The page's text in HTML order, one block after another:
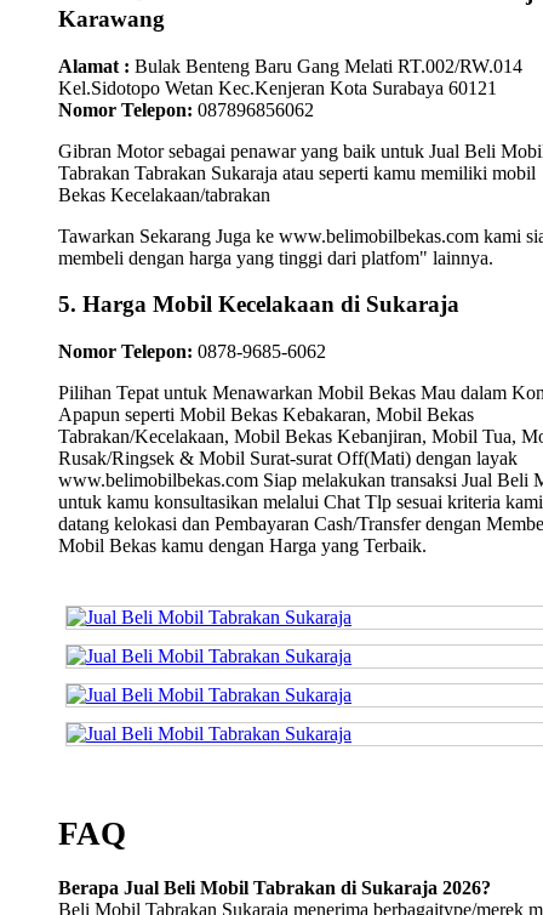
Karawang
Alamat : Bulak Benteng Baru Gang Melati RT.002/RW.014
Kel.Sidotopo Wetan Kec.Kenjeran Kota Surabaya 60121
Nomor Telepon: 087896856062
Gibran Motor sebagai penawar yang baik untuk Jual Beli
Tabrakan Tabrakan Sukaraja atau seperti kamu memiliki mobil
Bekas Kecelakaan/tabrakan
Tawarkan Sekarang Juga ke www.belimobilbekas.com kami
membeli dengan harga yang tinggi dari platfom" lainnya.
5. Harga Mobil Kecelakaan di Sukaraja
Nomor Telepon: 0878-9685-6062
Pilihan Tepat untuk Menawarkan Mobil Bekas Mau dalam
Apapun seperti Mobil Bekas Kebakaran, Mobil Bekas
Tabrakan/Kecelakaan, Mobil Bekas Kebanjiran, Mobil Tua,
Rusak/Ringsek & Mobil Surat-surat Off(Mati) dengan layak
www.belimobilbekas.com Siap melakukan transaksi Jual Beli
untuk kamu konsultasikan melalui Chat Tlp sesuai kriteria
datang kelokasi dan Pembayaran Cash/Transfer dengan
Mobil Bekas kamu dengan Harga yang Terbaik.
FAQ
Berapa Jual Beli Mobil Tabrakan di Sukaraja 2026?
Beli Mobil Tabrakan Sukaraja menerima berbagaitype/merek